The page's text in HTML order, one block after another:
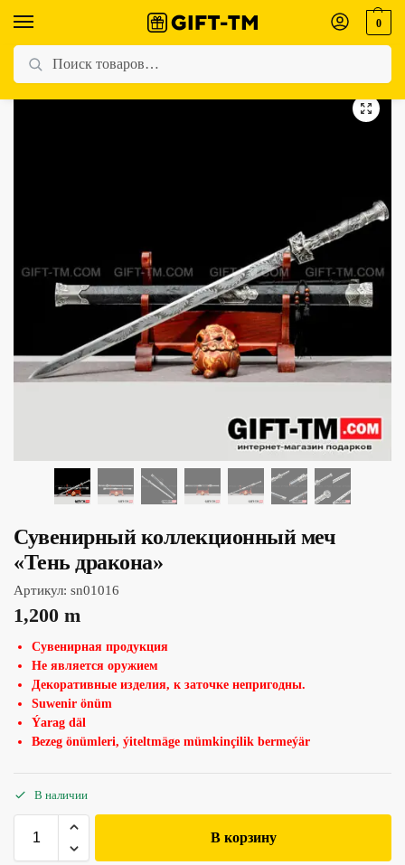
0
Главная Магазин / Все товары
Сувенирный коллекционный меч
«Тень дракона»
Артикул: sn01016
1,200 m
Сувенирная продукция
Не является оружием
Декоративные изделия, к заточке непригодны.
Suwenir önüm
Ýarag däl
Bezeg önümleri, ýiteltmäge mümkinçilik bermeýär
В наличии
В корзину